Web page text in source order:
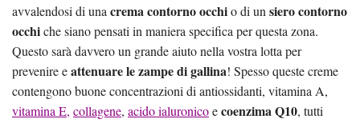
avvalendosi di una crema contorno occhio di un siero contorno
occhiche siano pensati in maniera specifica per questa zona.
Questo sarà davvero un grande aiuto nella vostra lotta per
prevenire eattenuare le zampe di gallina! Spesso queste creme
contengono buone concentrazioni di antiossidanti, vitamina A,
vitamina E, collagene, acido ialuronicoecoenzima Q10, tutti